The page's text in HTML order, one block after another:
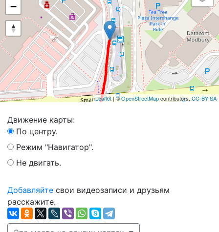
−
Leaflet | ©OpenStreetMapcontributors, CC-BY-SA
Движение карты:
По центру.
Режим "Навигатор".
Не двигать.
Добавляйте свои видеозаписи и друзьям
расскажите.